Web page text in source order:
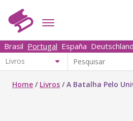
Brasil Portugal España Deutschland
Home / Livros /A Batalha Pelo